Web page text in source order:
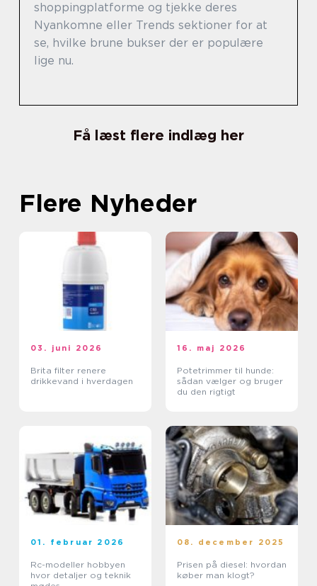
shoppingplatforme og tjekke deres
Nyankomne eller Trends sektioner for at
se, hvilke brune bukser der er populære
lige nu.
Få læst flere indlæg her
Flere Nyheder
03. juni 2026
Brita filter renere
drikkevand i hverdagen
16. maj 2026
Potetrimmer til hunde:
sådan vælger og bruger
du den rigtigt
01. februar 2026
Rc-modeller hobbyen
hvor detaljer og teknik
08. december 2025
Prisen på diesel: hvordan
køber man klogt?